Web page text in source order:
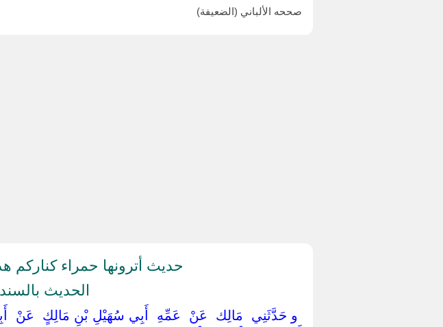
صححه الألباني (الضعيفة)
حديث أترونها حمراء كناركم
الحديث
‏و حَدَّثَنِي ‏ ‏مَالِك ‏ ‏عَنْ ‏ ‏عَمِّهِ ‏ ‏أَبِي سُهَيْلِ بْنِ مَالِكٍ ‏ ‏عَنْ